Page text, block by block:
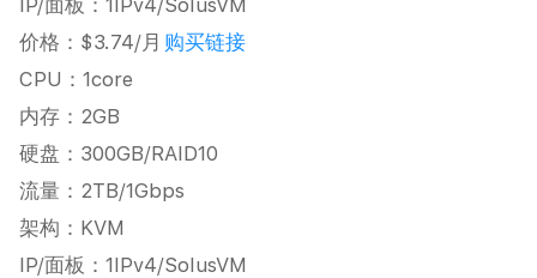
价格：$3.74/月 购买链接
CPU：1core
内存：2GB
硬盘：300GB/RAID10
流量：2TB/1Gbps
架构：KVM
IP/面板：1IPv4/SolusVM